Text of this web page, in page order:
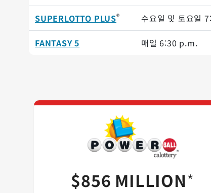
SUPERLOTTO PLUS® 수요일 및 토요일
FANTASY 5 매일 6:30 p.m.
Powerball
$856 MILLION*